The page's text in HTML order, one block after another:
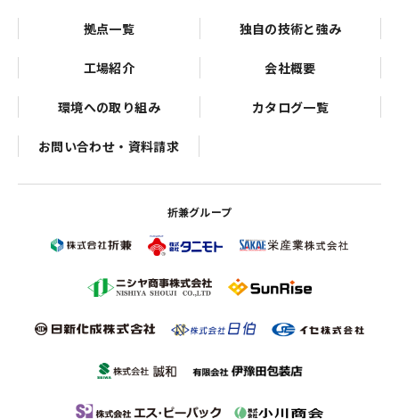
拠点一覧 独自の技術と強み
工場紹介 会社概要
環境への取り組み カタログ一覧
お問い合わせ・資料請求
折兼グループ